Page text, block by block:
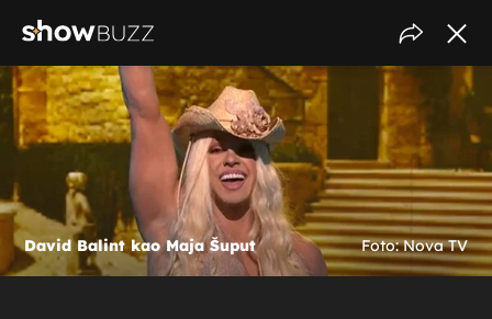
David Balint kao Maja Šuput Foto: Nova TV